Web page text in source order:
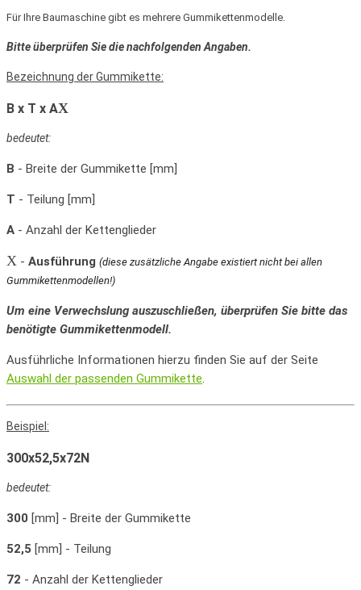
Für Ihre Baumaschine gibt es mehrere Gummikettenmodelle.
Bitte überprüfen Sie die nachfolgenden Angaben.
Bezeichnung der Gummikette:
B x T x AX
bedeutet:
B - Breite der Gummikette [mm]
T - Teilung [mm]
A - Anzahl der Kettenglieder
X - Ausführung (diese zusätzliche Angabe existiert nicht bei allen
Gummikettenmodellen!)
Um eine Verwechslung auszuschließen, überprüfen Sie bitte das
benötigte Gummikettenmodell.
Ausführliche Informationen hierzu finden Sie auf der Seite
Auswahl der passenden Gummikette.
Beispiel:
300x52,5x72N
bedeutet:
300 [mm] - Breite der Gummikette
52,5 [mm] - Teilung
72 - Anzahl der Kettenglieder